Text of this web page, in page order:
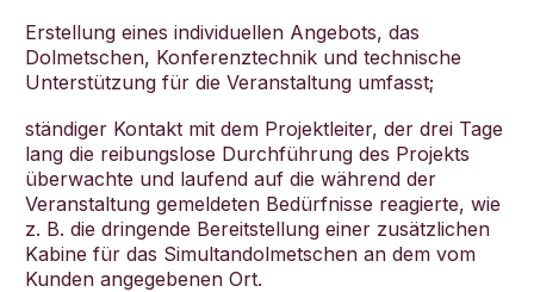
Erstellung eines individuellen Angebots, das
Dolmetschen, Konferenztechnik und technische
Unterstützung für die Veranstaltung umfasst;
ständiger Kontakt mit dem Projektleiter, der drei Tage
lang die reibungslose Durchführung des Projekts
überwachte und laufend auf die während der
Veranstaltung gemeldeten Bedürfnisse reagierte, wie
z. B. die dringende Bereitstellung einer zusätzlichen
Kabine für das Simultandolmetschen an dem vom
Kunden angegebenen Ort.